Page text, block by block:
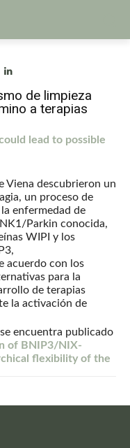
de limpieza
a terapias
lead to possible
Viena descubrieron un
un proceso de
enfermedad de
Parkin conocida,
WIPI y los
acuerdo con los
para la
de terapias
la activación de
encuentra publicado
of BNIP3/NIX-
flexibility of the